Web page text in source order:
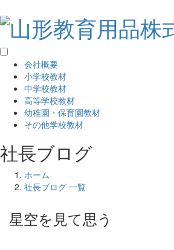
会社概要
小学校教材
中学校教材
高等学校教材
幼稚園・保育園教材
その他学校教材
社長ブログ
ホーム
社長ブログ 一覧
星空を見て思う